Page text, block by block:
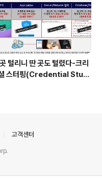
털리니 딴 곳도 털렸다-크리
스터핑(Credential Stuff
고객센터